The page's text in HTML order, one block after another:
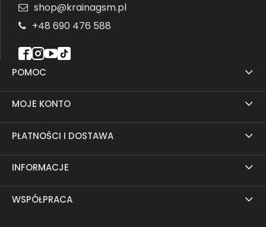
POMOC
MOJE KONTO
PŁATNOŚCI I DOSTAWA
INFORMACJE
WSPÓŁPRACA
shop@krainagsm.pl
+48 690 476 588